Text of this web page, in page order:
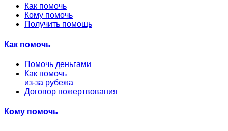
Как помочь
Кому помочь
Получить помощь
Как помочь
Помочь деньгами
Как помочь
из-за рубежа
Договор пожертвования
Кому помочь